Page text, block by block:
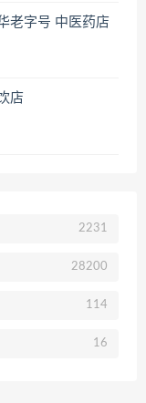
老字号 中医药店
店
2231
28200
114
16